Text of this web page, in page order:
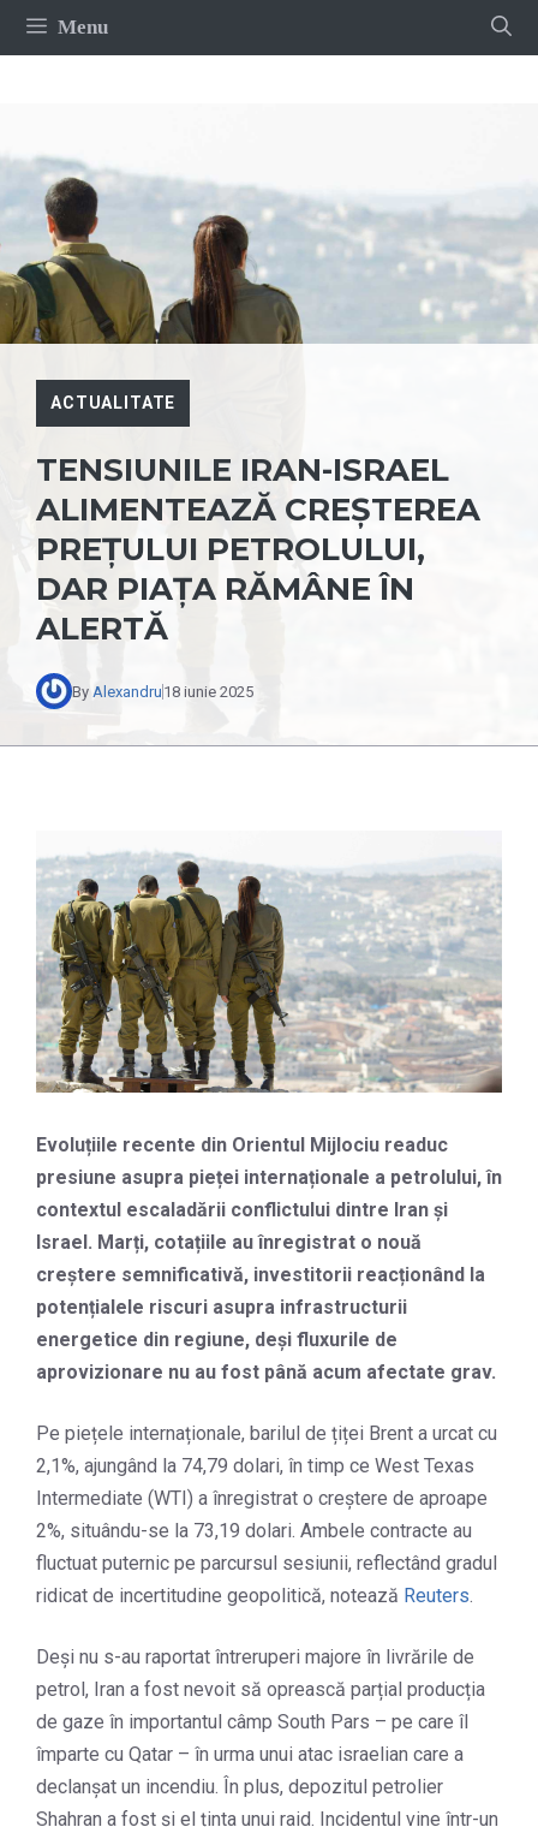
Sari
Menu
ACTUALITATE
TENSIUNILE IRAN-ISRAEL
ALIMENTEAZĂ CREȘTEREA
PREȚULUI PETROLULUI,
DAR PIAȚA RĂMÂNE ÎN
ALERTĂ
By Alexandru 18 iunie 2025
Evoluțiile recente din Orientul Mijlociu readuc
presiune asupra pieței internaționale a petrolului, în
contextul escaladării conflictului dintre Iran și
Israel. Marți, cotațiile au înregistrat o nouă
creștere semnificativă, investitorii reacționând la
potențialele riscuri asupra infrastructurii
energetice din regiune, deși fluxurile de
aprovizionare nu au fost până acum afectate grav.
Pe piețele internaționale, barilul de țiței Brent a urcat cu
2,1%, ajungând la 74,79 dolari, în timp ce West Texas
Intermediate (WTI) a înregistrat o creștere de aproape
2%, situându-se la 73,19 dolari. Ambele contracte au
fluctuat puternic pe parcursul sesiunii, reflectând gradul
ridicat de incertitudine geopolitică, notează Reuters.
Deși nu s-au raportat întreruperi majore în livrările de
petrol, Iran a fost nevoit să oprească parțial producția
de gaze în importantul câmp South Pars – pe care îl
împarte cu Qatar – în urma unui atac israelian care a
declanșat un incendiu. În plus, depozitul petrolier
Shahran a fost și el ținta unui raid. Incidentul vine într-un